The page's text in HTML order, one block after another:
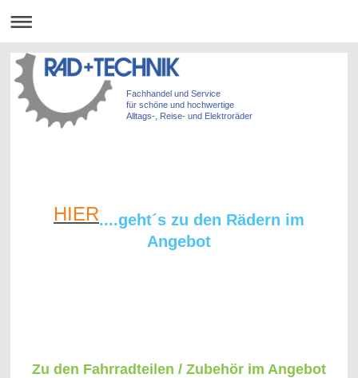
Fachhandel und Service
für schöne und hochwertige
Alltags-, Reise- und Elektroräder
HIER....geht´s zu den Rädern im
Angebot
Zu den Fahrradteilen / Zubehör im Angebot